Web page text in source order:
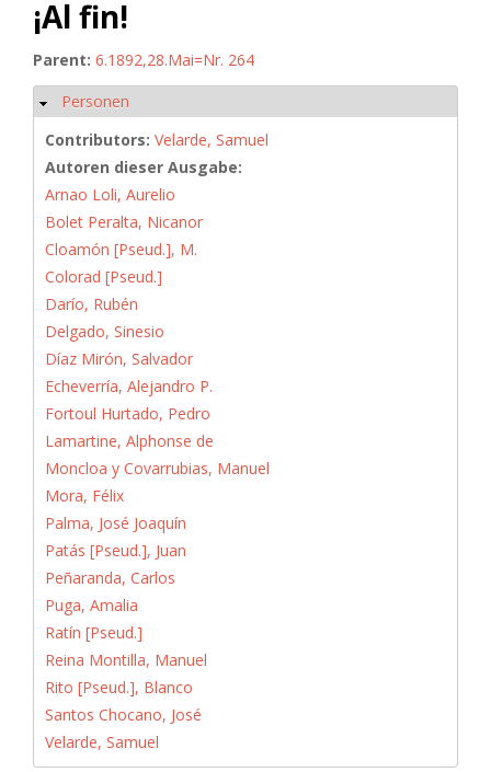
¡Al fin!
Parent: 6.1892,28.Mai=Nr. 264
Hide
Personen
Contributors: Velarde, Samuel
Autoren dieser Ausgabe:
Arnao Loli, Aurelio
Bolet Peralta, Nicanor
Cloamón [Pseud.], M.
Colorad [Pseud.]
Darío, Rubén
Delgado, Sinesio
Díaz Mirón, Salvador
Echeverría, Alejandro P.
Fortoul Hurtado, Pedro
Lamartine, Alphonse de
Moncloa y Covarrubias, Manuel
Mora, Félix
Palma, José Joaquín
Patás [Pseud.], Juan
Peñaranda, Carlos
Puga, Amalia
Ratín [Pseud.]
Reina Montilla, Manuel
Rito [Pseud.], Blanco
Santos Chocano, José
Velarde, Samuel